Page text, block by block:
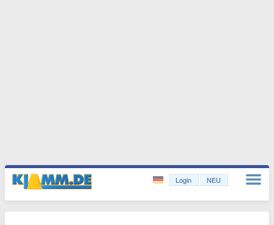
Login NEU